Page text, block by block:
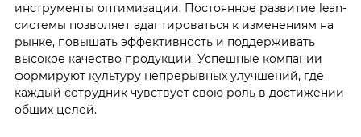
инструменты оптимизации. Постоянное развитие lean-
системы позволяет адаптироваться к изменениям на
рынке, повышать эффективность и поддерживать
высокое качество продукции. Успешные компании
формируют культуру непрерывных улучшений, где
каждый сотрудник чувствует свою роль в достижении
общих целей.